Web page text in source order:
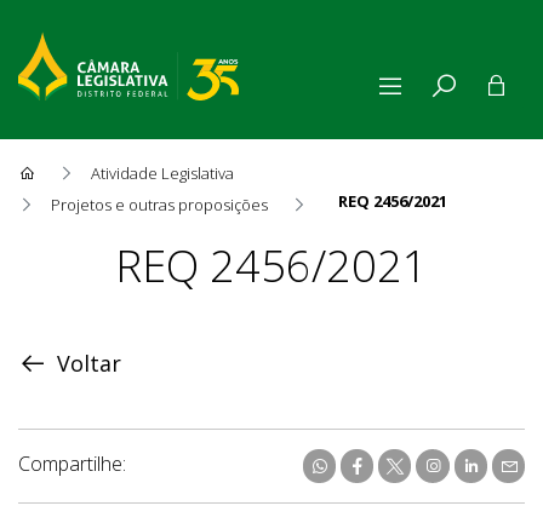
Atividade Legislativa
Projetos e outras proposições
REQ 2456/2021
ProposiçãoREQ 2456/2021
Voltar
Compartilhe: